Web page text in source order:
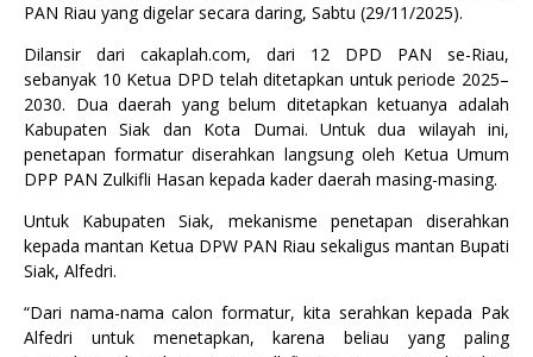
PAN Riau yang digelar secara daring, Sabtu (29/11/2025).
Dilansir dari cakaplah.com, dari 12 DPD PAN se-Riau,
sebanyak 10 Ketua DPD telah ditetapkan untuk periode 2025–
2030. Dua daerah yang belum ditetapkan ketuanya adalah
Kabupaten Siak dan Kota Dumai. Untuk dua wilayah ini,
penetapan formatur diserahkan langsung oleh Ketua Umum
DPP PAN Zulkifli Hasan kepada kader daerah masing-masing.
Untuk Kabupaten Siak, mekanisme penetapan diserahkan
kepada mantan Ketua DPW PAN Riau sekaligus mantan Bupati
Siak, Alfedri.
“Dari nama-nama calon formatur, kita serahkan kepada Pak
Alfedri untuk menetapkan, karena beliau yang paling